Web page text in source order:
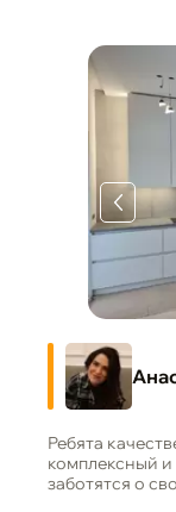
Ребята
комплексный и
заботятся о